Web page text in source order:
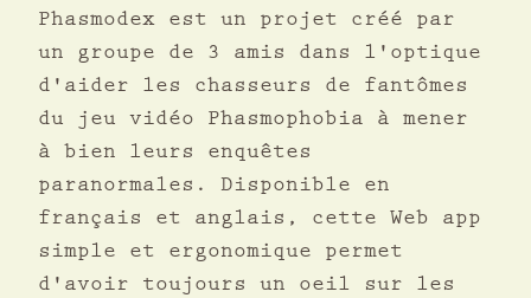
Phasmodex est un projet créé par
un groupe de 3 amis dans l'optique
d'aider les chasseurs de fantômes
du jeu vidéo Phasmophobia à mener
à bien leurs enquêtes
paranormales. Disponible en
français et anglais, cette Web app
simple et ergonomique permet
d'avoir toujours un oeil sur les